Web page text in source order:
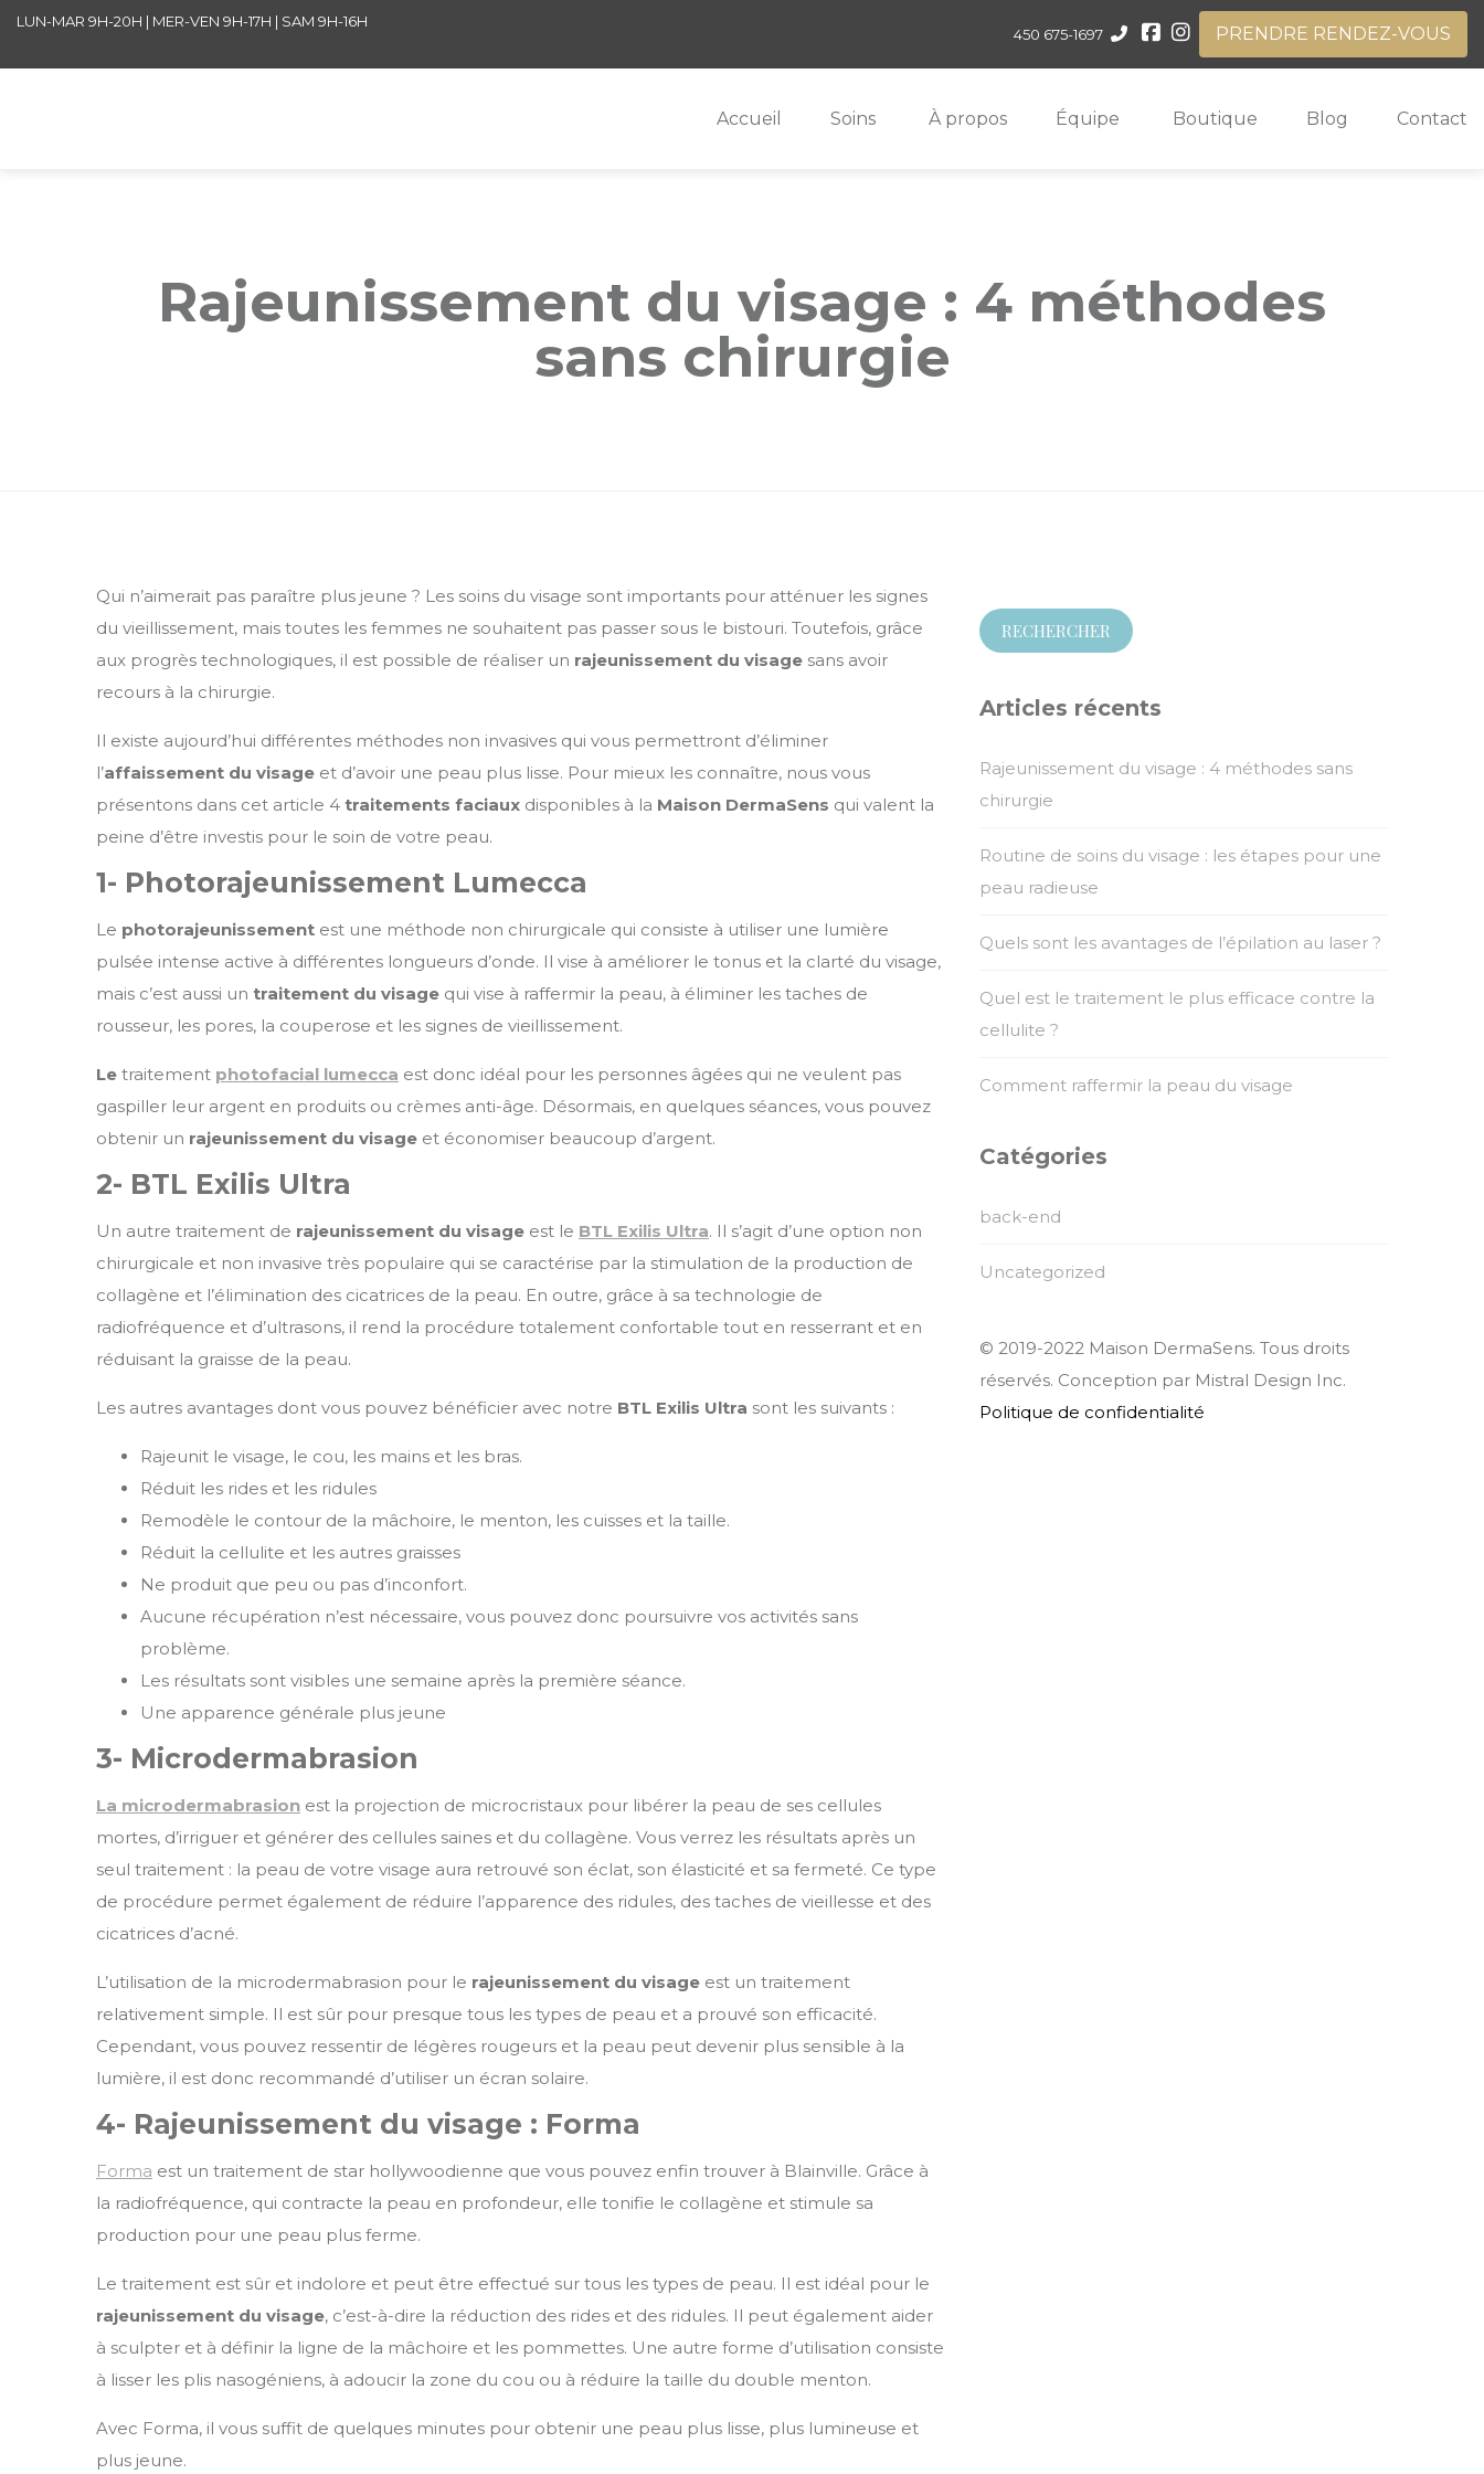
LUN-MAR 9H-20H | MER-VEN 9H-17H | SAM 9H-16H
450 675-1697 PRENDRE RENDEZ-VOUS
Accueil Soins À propos Équipe Boutique Blog Contact
Rajeunissement du visage : 4 méthodes
sans chirurgie
Qui n’aimerait pas paraître plus jeune ? Les soins du visage sont importants pour atténuer les signes
du vieillissement, mais toutes les femmes ne souhaitent pas passer sous le bistouri. Toutefois, grâce
aux progrès technologiques, il est possible de réaliser un rajeunissement du visage sans avoir
recours à la chirurgie.
Il existe aujourd’hui différentes méthodes non invasives qui vous permettront d’éliminer
l’affaissement du visage et d’avoir une peau plus lisse. Pour mieux les connaître, nous vous
présentons dans cet article 4 traitements faciaux disponibles à la Maison DermaSens qui valent la
peine d’être investis pour le soin de votre peau.
1- Photorajeunissement Lumecca
Le photorajeunissement est une méthode non chirurgicale qui consiste à utiliser une lumière
pulsée intense active à différentes longueurs d’onde. Il vise à améliorer le tonus et la clarté du visage,
mais c’est aussi un traitement du visage qui vise à raffermir la peau, à éliminer les taches de
rousseur, les pores, la couperose et les signes de vieillissement.
Le traitement photofacial lumecca est donc idéal pour les personnes âgées qui ne veulent pas
gaspiller leur argent en produits ou crèmes anti-âge. Désormais, en quelques séances, vous pouvez
obtenir un rajeunissement du visage et économiser beaucoup d’argent.
2- BTL Exilis Ultra
Un autre traitement de rajeunissement du visage est le BTL Exilis Ultra. Il s’agit d’une option non
chirurgicale et non invasive très populaire qui se caractérise par la stimulation de la production de
collagène et l’élimination des cicatrices de la peau. En outre, grâce à sa technologie de
radiofréquence et d’ultrasons, il rend la procédure totalement confortable tout en resserrant et en
réduisant la graisse de la peau.
Les autres avantages dont vous pouvez bénéficier avec notre BTL Exilis Ultra sont les suivants :
Rajeunit le visage, le cou, les mains et les bras.
Réduit les rides et les ridules
Remodèle le contour de la mâchoire, le menton, les cuisses et la taille.
Réduit la cellulite et les autres graisses
Ne produit que peu ou pas d’inconfort.
Aucune récupération n’est nécessaire, vous pouvez donc poursuivre vos activités sans
problème.
Les résultats sont visibles une semaine après la première séance.
Une apparence générale plus jeune
3- Microdermabrasion
La microdermabrasion est la projection de microcristaux pour libérer la peau de ses cellules
mortes, d’irriguer et générer des cellules saines et du collagène. Vous verrez les résultats après un
seul traitement : la peau de votre visage aura retrouvé son éclat, son élasticité et sa fermeté. Ce type
de procédure permet également de réduire l’apparence des ridules, des taches de vieillesse et des
cicatrices d’acné.
L’utilisation de la microdermabrasion pour le rajeunissement du visage est un traitement
relativement simple. Il est sûr pour presque tous les types de peau et a prouvé son efficacité.
Cependant, vous pouvez ressentir de légères rougeurs et la peau peut devenir plus sensible à la
lumière, il est donc recommandé d’utiliser un écran solaire.
4- Rajeunissement du visage : Forma
Forma est un traitement de star hollywoodienne que vous pouvez enfin trouver à Blainville. Grâce à
la radiofréquence, qui contracte la peau en profondeur, elle tonifie le collagène et stimule sa
production pour une peau plus ferme.
Le traitement est sûr et indolore et peut être effectué sur tous les types de peau. Il est idéal pour le
rajeunissement du visage, c’est-à-dire la réduction des rides et des ridules. Il peut également aider
à sculpter et à définir la ligne de la mâchoire et les pommettes. Une autre forme d’utilisation consiste
à lisser les plis nasogéniens, à adoucir la zone du cou ou à réduire la taille du double menton.
Avec Forma, il vous suffit de quelques minutes pour obtenir une peau plus lisse, plus lumineuse et
plus jeune.
Articles récents
Rajeunissement du visage : 4 méthodes sans
chirurgie
Routine de soins du visage : les étapes pour une
peau radieuse
Quels sont les avantages de l’épilation au laser ?
Quel est le traitement le plus efficace contre la
cellulite ?
Comment raffermir la peau du visage
Catégories
back-end
Uncategorized
© 2019-2022 Maison DermaSens. Tous droits
réservés. Conception par Mistral Design Inc.
Politique de confidentialité